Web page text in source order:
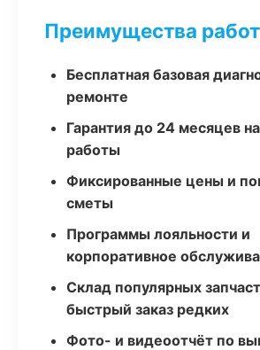
Преимущества
Бесплатная базовая
ремонте
Гарантия до 24 месяцев
работы
Фиксированные цены и
сметы
Программы лояльности и
корпоративное
Склад популярных
быстрый заказ редких
Фото- и видеоотчёт по